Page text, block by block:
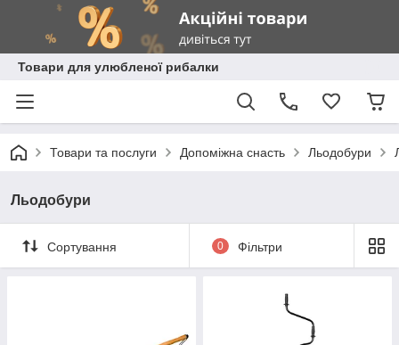
Товари для улюбленої рибалки
Товари та послуги Допоміжна снасть Льодобури
Льодобури
Сортування 0 Фільтри